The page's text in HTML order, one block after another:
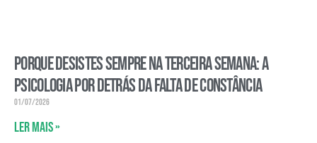
Porque desistes sempre na terceira semana: a
psicologia por detrás da falta de constância
01/07/2026
Ler mais »